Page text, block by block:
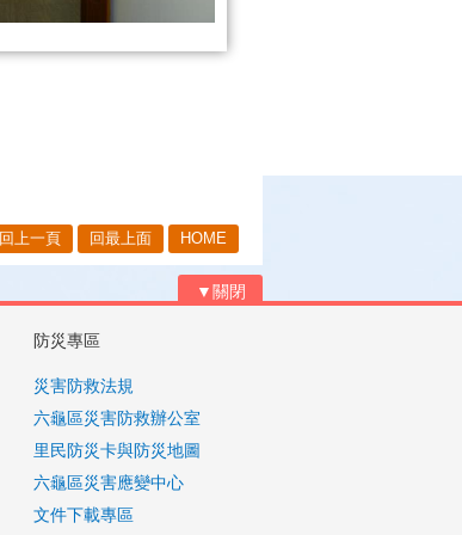
回上一頁 回最上面 HOME
▼關閉
防災專區
災害防救法規
六龜區災害防救辦公室
里民防災卡與防災地圖
六龜區災害應變中心
文件下載專區